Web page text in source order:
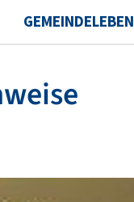
GEMEINDELEBEN